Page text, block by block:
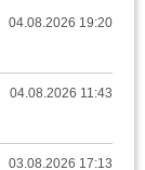
04.08.2026 19:20
04.08.2026 11:43
03.08.2026 17:13